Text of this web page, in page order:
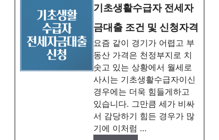
기초생활수급자 전세자
금대출 조건 및 신청자격
요즘 같이 경기가 어렵고 부
동산 가격은 천정부지로 치
솟고 있는 상황에서 월세로
사시는 기초생활수급자이신
경우에는 더욱 힘들게하고
있습니다. 그만큼 세가 비싸
서 감당하기 힘든 경우가 많
기에 이처럼 …